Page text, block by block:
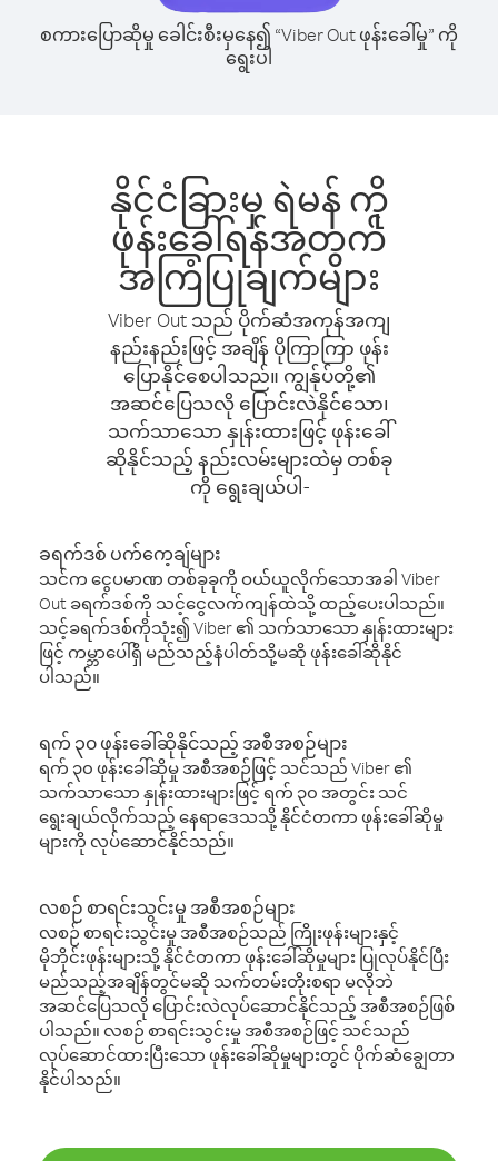
စကားပြောဆိုမှု ခေါင်းစီးမှနေ၍ “Viber Out ဖုန်းခေါ်မှု” ကို
ရွေးပါ
နိုင်ငံခြားမှ ရဲမန် ကို
ဖုန်းခေါ်ရန်အတွက်
အကြံပြုချက်များ
Viber Out သည် ပိုက်ဆံအကုန်အကျ
နည်းနည်းဖြင့် အချိန် ပိုကြာကြာ ဖုန်း
ပြောနိုင်စေပါသည်။ ကျွန်ုပ်တို့၏
အဆင်ပြေသလို ပြောင်းလဲနိုင်သော၊
သက်သာသော နှုန်းထားဖြင့် ဖုန်းခေါ်
ဆိုနိုင်သည့် နည်းလမ်းများထဲမှ တစ်ခု
ကို ရွေးချယ်ပါ-
ခရက်ဒစ် ပက်ကေ့ချ်များ
သင်က ငွေပမာဏ တစ်ခုခုကို ဝယ်ယူလိုက်သောအခါ Viber
Out ခရက်ဒစ်ကို သင့်ငွေလက်ကျန်ထဲသို့ ထည့်ပေးပါသည်။
သင့်ခရက်ဒစ်ကိုသုံး၍ Viber ၏ သက်သာသော နှုန်းထားများ
ဖြင့် ကမ္ဘာပေါ်ရှိ မည်သည့်နံပါတ်သို့မဆို ဖုန်းခေါ်ဆိုနိုင်
ပါသည်။
ရက် ၃၀ ဖုန်းခေါ်ဆိုနိုင်သည့် အစီအစဉ်များ
ရက် ၃၀ ဖုန်းခေါ်ဆိုမှု အစီအစဉ်ဖြင့် သင်သည် Viber ၏
သက်သာသော နှုန်းထားများဖြင့် ရက် ၃၀ အတွင်း သင်
ရွေးချယ်လိုက်သည့် နေရာဒေသသို့ နိုင်ငံတကာ ဖုန်းခေါ်ဆိုမှု
များကို လုပ်ဆောင်နိုင်သည်။
လစဉ် စာရင်းသွင်းမှု အစီအစဉ်များ
လစဉ် စာရင်းသွင်းမှု အစီအစဉ်သည် ကြိုးဖုန်းများနှင့်
မိုဘိုင်းဖုန်းများသို့ နိုင်ငံတကာ ဖုန်းခေါ်ဆိုမှုများ ပြုလုပ်နိုင်ပြီး
မည်သည့်အချိန်တွင်မဆို သက်တမ်းတိုးစရာ မလိုဘဲ
အဆင်ပြေသလို ပြောင်းလဲလုပ်ဆောင်နိုင်သည့် အစီအစဉ်ဖြစ်
ပါသည်။ လစဉ် စာရင်းသွင်းမှု အစီအစဉ်ဖြင့် သင်သည်
လုပ်ဆောင်ထားပြီးသော ဖုန်းခေါ်ဆိုမှုများတွင် ပိုက်ဆံချွေတာ
နိုင်ပါသည်။